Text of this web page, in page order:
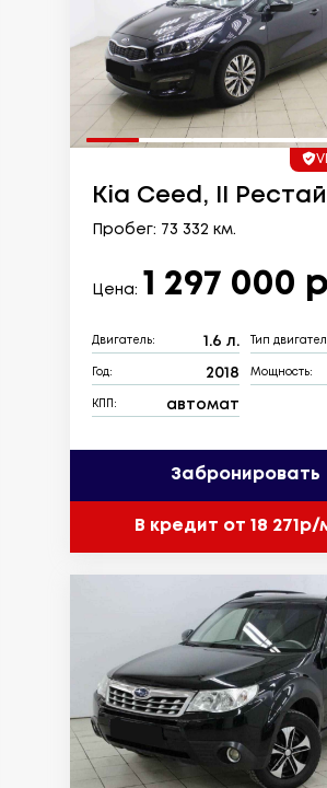
Kia Ceed, II
Пробег: 73 332 км.
Цена: 1 297 000
Двигатель: 1.6 л. Тип
Год: 2018 Мощность:
КПП: автомат
Забронировать
В кредит от 18